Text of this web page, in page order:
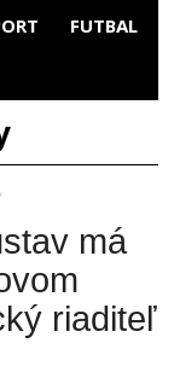
FUTBAL
má
riaditeľ